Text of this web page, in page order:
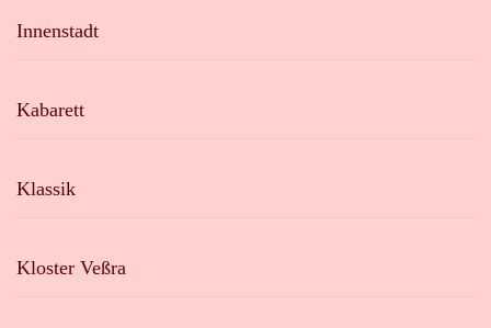
Innenstadt
Kabarett
Klassik
Kloster Veßra